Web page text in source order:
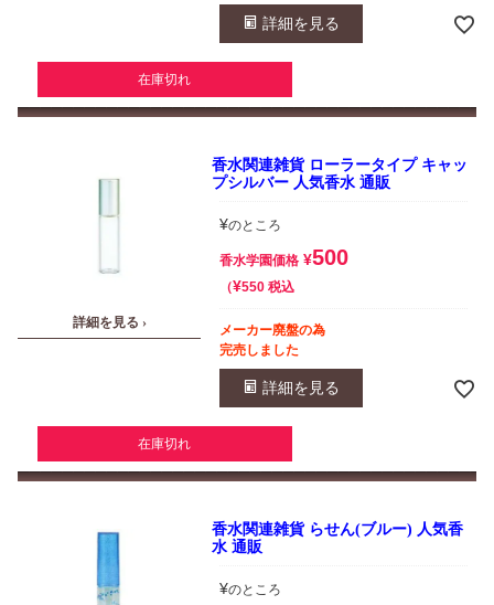
詳細を見る
在庫切れ
詳細を見る ›
香水関連雑貨 ローラータイプ キャッ
プシルバー 人気香水 通販
¥のところ
香水学園価格 ¥500
¥550 税込
メーカー廃盤の為
完売しました
詳細を見る
在庫切れ
香水関連雑貨 らせん(ブルー) 人気香
水 通販
¥のところ